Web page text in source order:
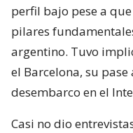
perfil bajo pese a
pilares
argentino. Tuvo
el Barcelona, su pase
desembarco en el
Casi no dio